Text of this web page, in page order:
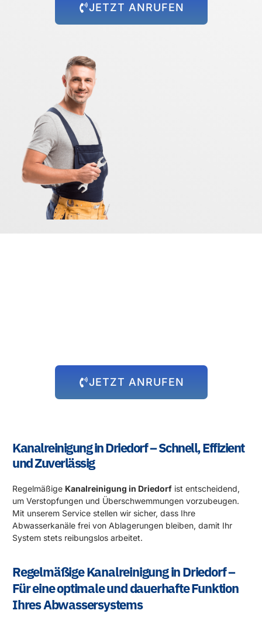
JETZT ANRUFEN
JETZT ANRUFEN
Kanalreinigung in Driedorf – Schnell, Effizient
und Zuverlässig
Regelmäßige Kanalreinigung in Driedorf ist entscheidend,
um Verstopfungen und Überschwemmungen vorzubeugen.
Mit unserem Service stellen wir sicher, dass Ihre
Abwasserkanäle frei von Ablagerungen bleiben, damit Ihr
System stets reibungslos arbeitet.
Regelmäßige Kanalreinigung in Driedorf –
Für eine optimale und dauerhafte Funktion
Ihres Abwassersystems